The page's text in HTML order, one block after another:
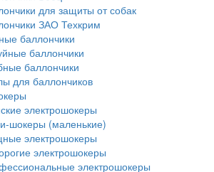
для защиты от собак
ЗАО Техкрим
баллончики
баллончики
баллончики
для баллончиков
электрошокеры
шокеры (маленькие)
электрошокеры
электрошокеры
электрошокеры